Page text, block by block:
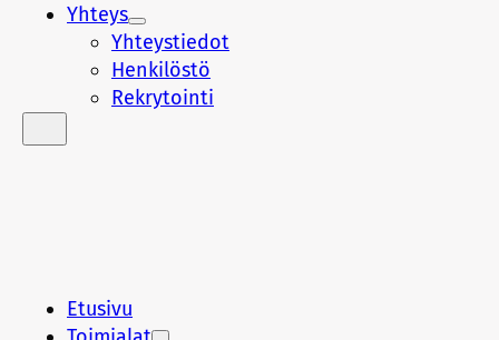
Yhteys
Yhteystiedot
Henkilöstö
Rekrytointi
Etusivu